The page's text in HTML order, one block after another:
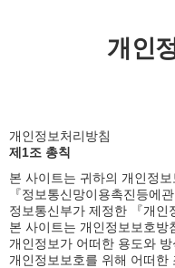
고객센터
개인
개인정보처리방침
제1조 총칙
본 사이트는 귀하의 개인정
『정보통신망이용촉진등에
정보통신부가 제정한 『개인
본 사이트는 개인정보보호방
개인정보가 어떠한 용도와
개인정보보호를 위해 어떠한